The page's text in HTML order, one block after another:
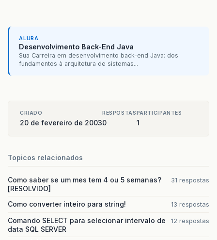
ALURA
Desenvolvimento Back-End Java
Sua Carreira em desenvolvimento back-end Java: dos
fundamentos à arquitetura de sistemas...
CRIADO
20 de fevereiro de 2003
RESPOSTAS
0
PARTICIPANTES
1
Topicos relacionados
Como saber se um mes tem 4 ou 5 semanas?
[RESOLVIDO]
31 respostas
Como converter inteiro para string! 13 respostas
Comando SELECT para selecionar intervalo de
data SQL SERVER
12 respostas